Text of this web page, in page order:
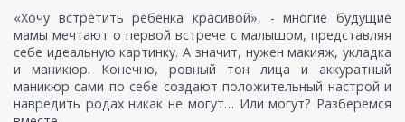
«Хочу встретить ребенка красивой», - многие будущие
мамы мечтают о первой встрече с малышом, представляя
себе идеальную картинку. А значит, нужен макияж, укладка
и маникюр. Конечно, ровный тон лица и аккуратный
маникюр сами по себе создают положительный настрой и
навредить родах никак не могут… Или могут? Разберемся